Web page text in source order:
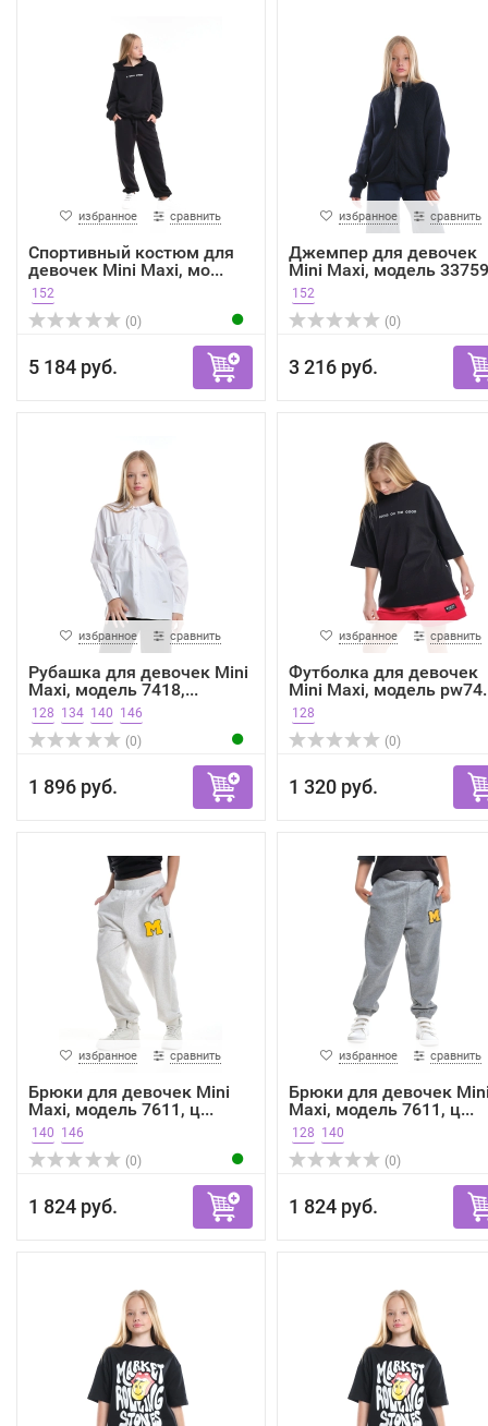
избранное сравнить
Спортивный костюм для
девочек Mini Maxi, мо...
152
(0)
5 184 руб.
избранное сравнить
Джемпер для девочек
Mini Maxi, модель
152
(0)
3 216 руб.
избранное сравнить
Рубашка для девочек Mini
Maxi, модель 7418,...
128 134 140 146
(0)
1 896 руб.
избранное сравнить
Футболка для девочек
Mini Maxi, модель
128
(0)
1 320 руб.
избранное сравнить
Брюки для девочек Mini
Maxi, модель 7611, ц...
140 146
(0)
1 824 руб.
избранное сравнить
Брюки для девочек
Maxi, модель 7611, ц...
128 140
(0)
1 824 руб.